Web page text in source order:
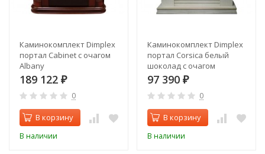
Каминокомплект Dimplex
портал Cabinet с очагом
Albany
189 122 ₽
0
В корзину
В наличии
Каминокомплект Dimplex
портал Corsica белый
шоколад с очагом
Cassette 600
97 390 ₽
0
В корзину
В наличии